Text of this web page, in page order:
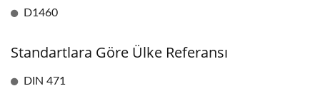
D1460
Standartlara Göre Ülke Referansı
DIN 471